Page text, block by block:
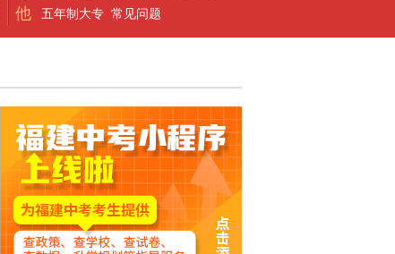
他
五年制大专 常见问题